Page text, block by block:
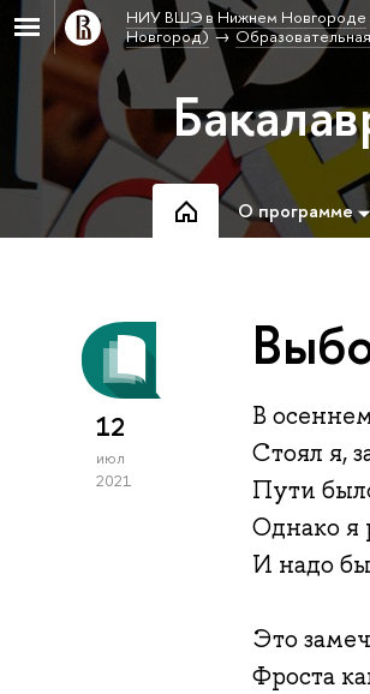
НИУ ВШЭ в Нижнем Новгороде
Новгород)
О программе
12
июл
2021
В
Стоял я,
Пути
Однако
И надо
Это
Фроста